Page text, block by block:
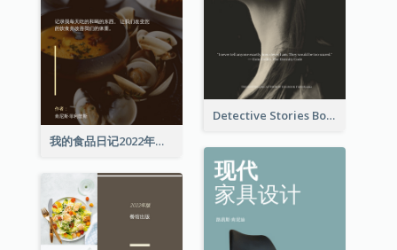
Detective Stories Book Cover
我的食品日记2022年书籍封面